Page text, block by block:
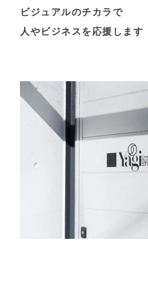
ビジュアルのチカラで
人やビジネスを応援します